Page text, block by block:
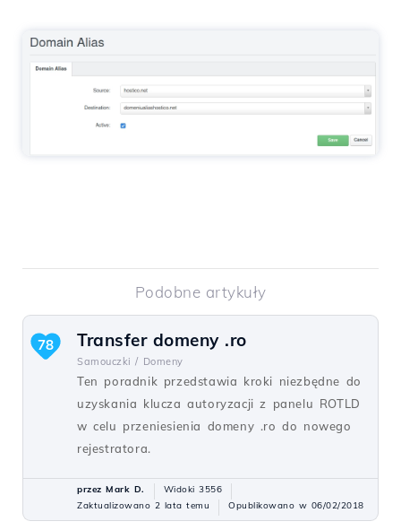
Podobne artykuły
Transfer domeny .ro
Samouczki / Domeny
Ten poradnik przedstawia kroki niezbędne do
uzyskania klucza autoryzacji z panelu ROTLD
w celu przeniesienia domeny .ro do nowego
rejestratora.
78
przez Mark D.
Widoki 3556
Zaktualizowano 2 lata temu
Opublikowano w 06/02/2018